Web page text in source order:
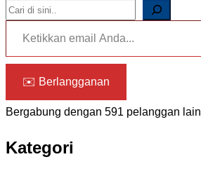
Ketikkan email Anda...
✉️ Berlangganan
Bergabung dengan 591 pelanggan lain
Kategori